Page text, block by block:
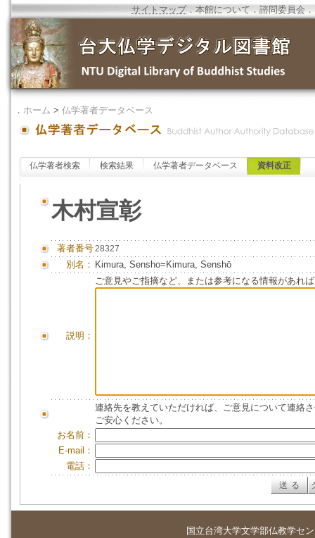
サイトマップ．本館について ．諮問委員会 ．
． ホーム > 仏学著者データベース
仏学著者検索 検索結果 仏学著者データベース 資料改正
木村宣彰
著者番号28327
別名： Kimura, Sensho=Kimura, Senshō
説明：
ご意見やご指摘など、または参考になる情報があれ
連絡先を教えていただければ、ご意見について連絡
ご安心ください。
お名前：
E-mail：
電話：
国立台湾大学文学部仏教学セ